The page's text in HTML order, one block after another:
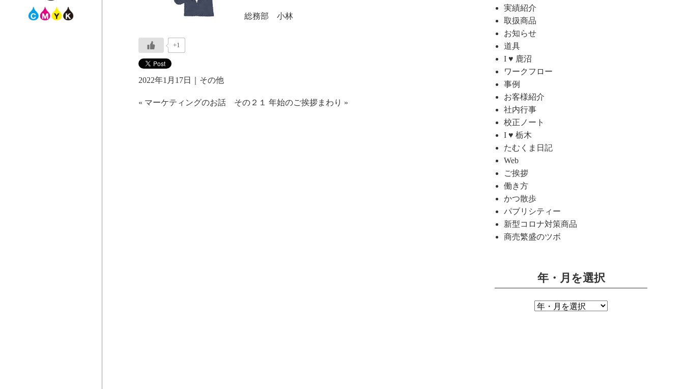
総務部 小林
+1
2022年1月17日｜ その他
« マーケティングのお話 その２１ 年始のご挨拶まわり »
実績紹介
取扱商品
お知らせ
道具
I ♥ 鹿沼
ワークフロー
事例
お客様紹介
社内行事
校正ノート
I ♥ 栃木
たむくま日記
Web
ご挨拶
働き方
かつ散歩
パブリシティー
新型コロナ対策商品
商売繁盛のツボ
年・月を選択